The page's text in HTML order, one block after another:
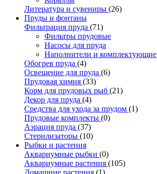
Литература и сувениры (26)
Пруды и фонтаны
Фильтрация пруда (71)
Фильтры прудовые
Насосы для пруда
Наполнители и комплектующие
Обогрев пруда (4)
Освещение для пруда (6)
Прудовая химия (33)
Корм для прудовых рыб (21)
Декор для пруда (4)
Средства для ухода за прудом (1)
Прудовые комплекты (0)
Аэрация пруда (37)
Стерилизаторы (10)
Рыбки и растения
Аквариумные рыбки (0)
Аквариумные растения (105)
Домашние растения (1)